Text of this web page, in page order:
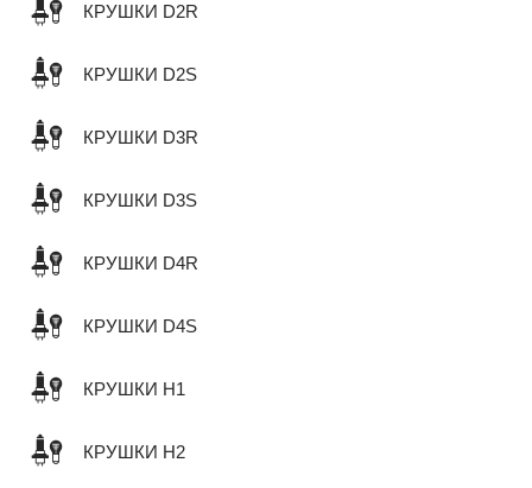
КРУШКИ D2R
КРУШКИ D2S
КРУШКИ D3R
КРУШКИ D3S
КРУШКИ D4R
КРУШКИ D4S
КРУШКИ H1
КРУШКИ H2